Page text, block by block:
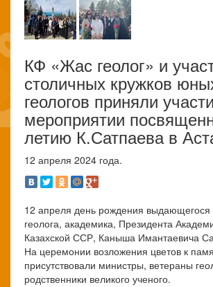
КФ «Жас геолог» и
столичных кружков
геологов приняли
мероприятии
летию К.Сатпаева в
12 апреля 2024 года.
12 апреля день рождения выдающегося
геолога, академика, Президента
Казахской ССР, Каныша Имантаевича
На церемонии возложения цветов к
присутствовали министры, ветераны
родственники великого ученого.